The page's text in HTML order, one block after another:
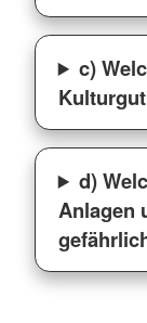
c)
d)
Anlagen